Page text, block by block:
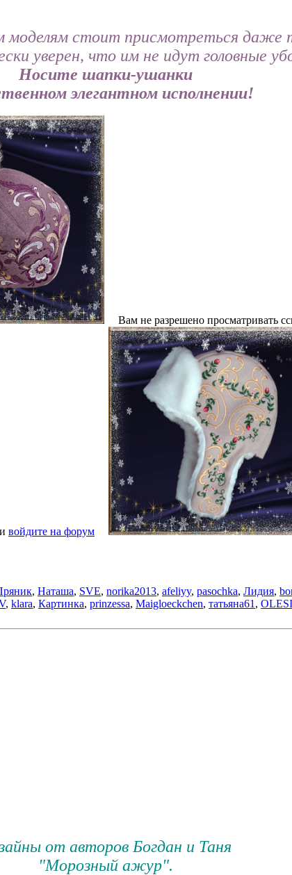
моделям стоит присмотреться даже
уверен, что им не идут головные
Носите шапки-ушанки
элегантном исполнении!
Вам не разрешено просматривать
войдите на форум
, Наташа, SVE, norika2013, afeliyy, pasochka, Лидия,
, klara, Картинка, prinzessa, Maigloeckchen, татьяна61 ,
от авторов Богдан и Таня
"Морозный ажур".